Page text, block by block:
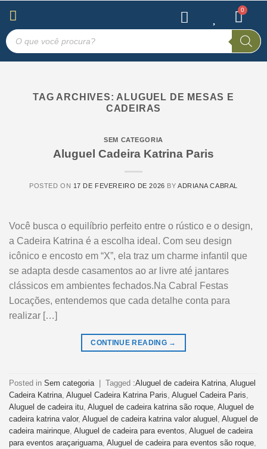
TAG ARCHIVES: ALUGUEL DE MESAS E
CADEIRAS
SEM CATEGORIA
Aluguel Cadeira Katrina Paris
POSTED ON 17 DE FEVEREIRO DE 2026 BY ADRIANA CABRAL
Você busca o equilíbrio perfeito entre o rústico e o design,
a Cadeira Katrina é a escolha ideal. Com seu design
icônico e encosto em “X”, ela traz um charme infantil que
se adapta desde casamentos ao ar livre até jantares
clássicos em ambientes fechados.Na Cabral Festas
Locações, entendemos que cada detalhe conta para
realizar […]
CONTINUE READING →
Posted in Sem categoria Tagged :Aluguel de cadeira Katrina Aluguel
Cadeira Katrina Aluguel Cadeira Katrina Paris Aluguel Cadeira Paris
Aluguel de cadeira itu Aluguel de cadeira katrina são roque Aluguel de
cadeira katrina valor, Aluguel de cadeira katrina valor aluguel
Aluguel de
cadeira mairinque Aluguel de cadeira para eventos Aluguel de cadeira
para eventos araçariguama Aluguel de cadeira para eventos são roque